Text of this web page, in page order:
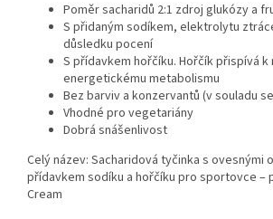
Poměr sacharidů 2:1 zdroj glukózy a
S přidaným sodíkem, elektrolytu
důsledku pocení
S přídavkem hořčíku. Hořčík přispívá k
energetickému metabolismu
Bez barviv a konzervantů (v souladu
Vhodné pro vegetariány
Dobrá snášenlivost
Celý název: Sacharidová tyčinka s ovesnými
přídavkem sodíku a hořčíku pro sportovce –
Cream